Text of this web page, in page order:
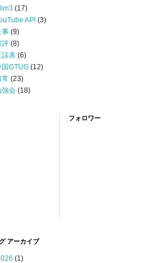
(17)
API (3)
事 (9)
評 (8)
誤表 (6)
国GTUG (12)
常 (23)
強会 (18)
フォロワー
アーカイブ
(1)